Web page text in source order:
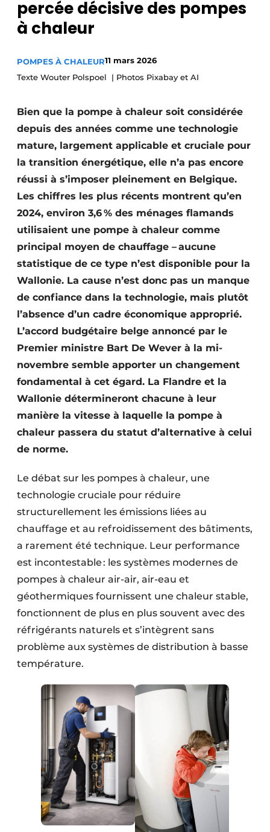
S’inscrire à l’événement
S’inscrire
Video’s
percée décisive des pompes
à chaleur
POMPES À CHALEUR11 mars 2026
Texte Wouter Polspoel | Photos Pixabay et AI
Bien que la pompe à chaleur soit considérée
depuis des années comme une technologie
mature, largement applicable et cruciale pour
la transition énergétique, elle n’a pas encore
réussi à s’imposer pleinement en Belgique.
Les chiffres les plus récents montrent qu’en
2024, environ 3,6 % des ménages flamands
utilisaient une pompe à chaleur comme
principal moyen de chauffage – aucune
statistique de ce type n’est disponible pour la
Wallonie. La cause n’est donc pas un manque
de confiance dans la technologie, mais plutôt
l’absence d’un cadre économique approprié.
L’accord budgétaire belge annoncé par le
Premier ministre Bart De Wever à la mi-
novembre semble apporter un changement
fondamental à cet égard. La Flandre et la
Wallonie détermineront chacune à leur
manière la vitesse à laquelle la pompe à
chaleur passera du statut d’alternative à celui
de norme.
Le débat sur les pompes à chaleur, une
technologie cruciale pour réduire
structurellement les émissions liées au
chauffage et au refroidissement des bâtiments,
a rarement été technique. Leur performance
est incontestable : les systèmes modernes de
pompes à chaleur air-air, air-eau et
géothermiques fournissent une chaleur stable,
fonctionnent de plus en plus souvent avec des
réfrigérants naturels et s’intègrent sans
problème aux systèmes de distribution à basse
température.